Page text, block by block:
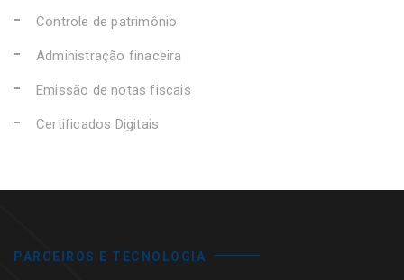
Controle de patrimônio
Administração finaceira
Emissão de notas fiscais
Certificados Digitais
PARCEIROS E TECNOLOGIA